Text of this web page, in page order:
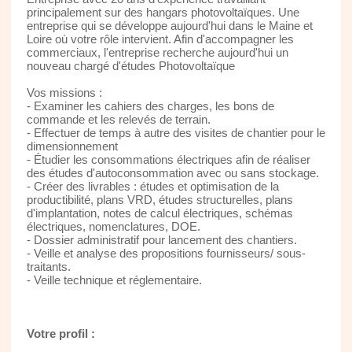
principalement sur des hangars photovoltaïques. Une
entreprise qui se développe aujourd'hui dans le Maine et
Loire où votre rôle intervient. Afin d'accompagner les
commerciaux, l'entreprise recherche aujourd'hui un
nouveau chargé d'études Photovoltaïque
Vos missions :
- Examiner les cahiers des charges, les bons de
commande et les relevés de terrain.
- Effectuer de temps à autre des visites de chantier pour le
dimensionnement
- Étudier les consommations électriques afin de réaliser
des études d'autoconsommation avec ou sans stockage.
- Créer des livrables : études et optimisation de la
productibilité, plans VRD, études structurelles, plans
d'implantation, notes de calcul électriques, schémas
électriques, nomenclatures, DOE.
- Dossier administratif pour lancement des chantiers.
- Veille et analyse des propositions fournisseurs/ sous-
traitants.
- Veille technique et réglementaire.
Votre profil :